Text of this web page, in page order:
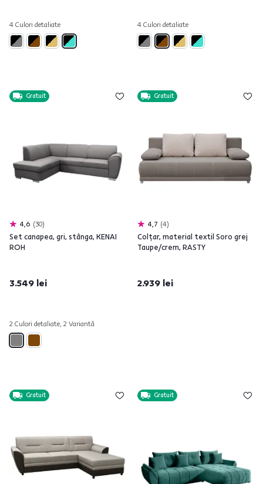
4 Culori detaliate 4 Culori detaliate
Gratuit
4,6 30
Set canapea, gri, stânga, KENAI
ROH
3.549 lei
2 Culori detaliate, 2 Variantă
Gratuit
4,7 4
Colţar, material textil Soro grej
Taupe/crem, RASTY
2.939 lei
Gratuit Gratuit